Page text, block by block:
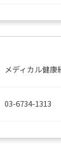
メディカル健
03-6734-1313